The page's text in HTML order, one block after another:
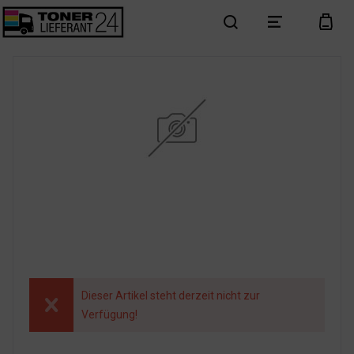
search menu cart
Dieser Artikel steht derzeit nicht zur
Verfügung!